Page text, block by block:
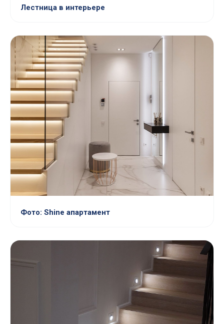
Лестница в интерьере
Фото: Shine апартамент